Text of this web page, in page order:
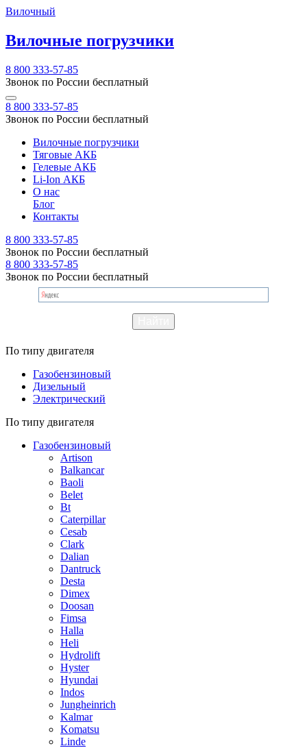
Вилочный
Вилочные погрузчики
8 800 333-57-85
Звонок по России бесплатный
8 800 333-57-85
Звонок по России бесплатный
Вилочные погрузчики
Тяговые АКБ
Гелевые АКБ
Li-Ion АКБ
О нас
Блог
Контакты
8 800 333-57-85
Звонок по России бесплатный
8 800 333-57-85
Звонок по России бесплатный
По типу двигателя
Газобензиновый
Дизельный
Электрический
По типу двигателя
Газобензиновый
Artison
Balkancar
Baoli
Belet
Bt
Caterpillar
Cesab
Clark
Dalian
Dantruck
Desta
Dimex
Doosan
Fimsa
Halla
Heli
Hydrolift
Hyster
Hyundai
Indos
Jungheinrich
Kalmar
Komatsu
Linde